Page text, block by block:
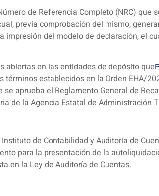
de Referencia Completo (NRC) que
previa comprobación del mismo,
del modelo de declaración, el
abiertas en las entidades de depósito que
establecidos en la Orden EHA/
aprueba el Reglamento General de
de la Agencia Estatal de Administración
de Contabilidad y Auditoría de
para la presentación de la
en la Ley de Auditoría de Cuentas.